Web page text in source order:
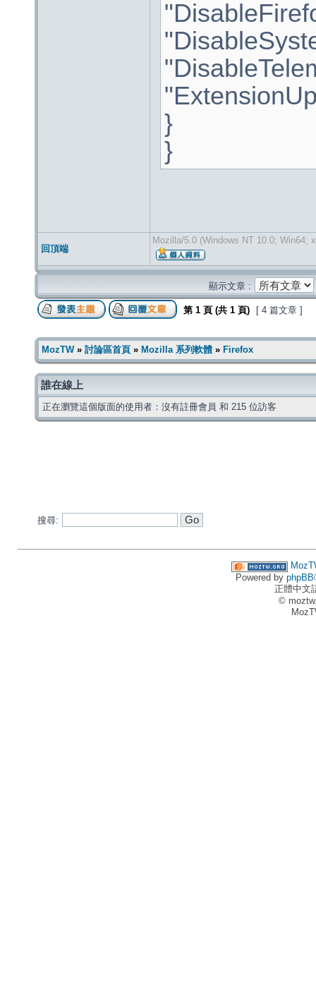
}
}
回頂端
Mozilla/5.0 (Windows NT 10.0; Win64;
顯示文章 :
第 1 頁 (共 1 頁) [ 4 篇文章 ]
MozTW» 討論區首頁 » Mozilla 系列軟體 » Firefox
誰在線上
正在瀏覽這個版面的使用者：沒有註冊會員 和 215 位訪客
搜尋:
Powered by phpBB
正體中文
©